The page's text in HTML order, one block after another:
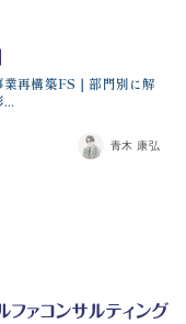
ル・旅館・観光業の事
再構築FS｜部門別に解
青木 康弘